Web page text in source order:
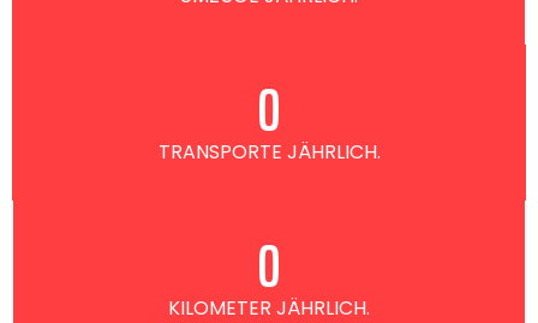
TRANSPORTE JÄHRLICH.
0
KILOMETER JÄHRLICH.
0